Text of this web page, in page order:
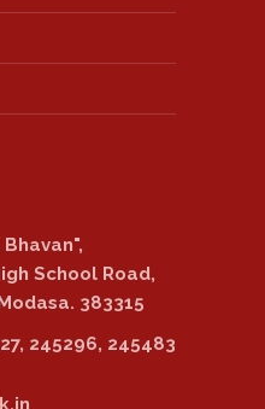
School Road,
383315
245296, 245483